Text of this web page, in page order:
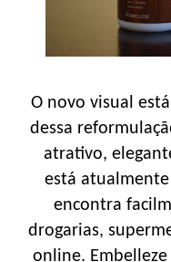
O novo visual
dessa
atrativo,
está atualmente
encontra
drogarias,
online.